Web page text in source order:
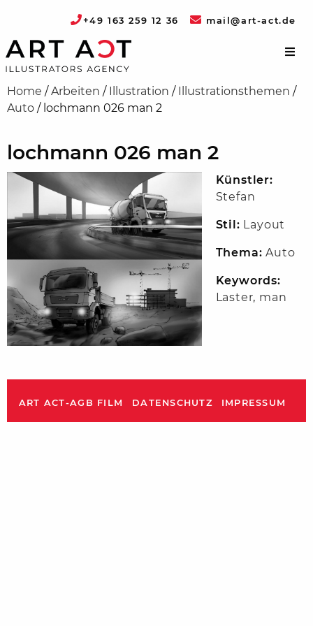
+49 163 259 12 36 mail@art-act.de
Home /Arbeiten / Illustration / Illustrationsthemen /
Auto / lochmann 026 man 2
lochmann 026 man 2
Künstler:
Stefan
Stil: Layout
Thema: Auto
Keywords:
Laster, man
ART ACT-AGB FILM DATENSCHUTZ IMPRESSUM